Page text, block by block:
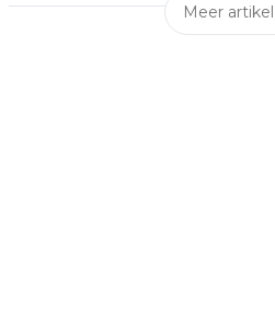
Meer